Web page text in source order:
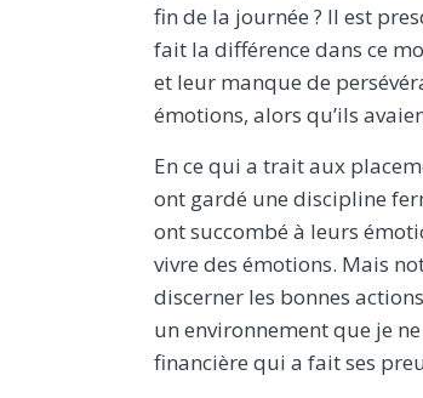
fin de la journée ? Il est
fait la différence dans ce
et leur manque de
émotions, alors qu’ils
En ce qui a trait aux
ont gardé une discipline
ont succombé à leurs
vivre des émotions. Mais
discerner les bonnes
un environnement que je
financière qui a fait ses